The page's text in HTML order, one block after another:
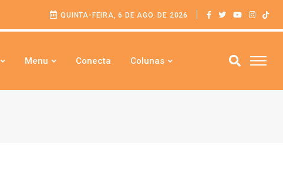
QUINTA-FEIRA, 6 DE AGO. DE 2026
Menu Conecta Colunas